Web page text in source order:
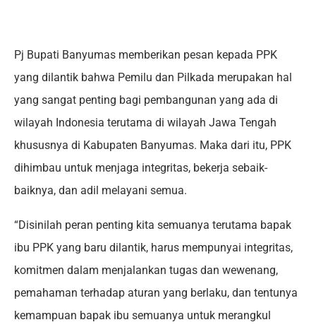
Pj Bupati Banyumas memberikan pesan kepada PPK
yang dilantik bahwa Pemilu dan Pilkada merupakan hal
yang sangat penting bagi pembangunan yang ada di
wilayah Indonesia terutama di wilayah Jawa Tengah
khususnya di Kabupaten Banyumas. Maka dari itu, PPK
dihimbau untuk menjaga integritas, bekerja sebaik-
baiknya, dan adil melayani semua.
“Disinilah peran penting kita semuanya terutama bapak
ibu PPK yang baru dilantik, harus mempunyai integritas,
komitmen dalam menjalankan tugas dan wewenang,
pemahaman terhadap aturan yang berlaku, dan tentunya
kemampuan bapak ibu semuanya untuk merangkul